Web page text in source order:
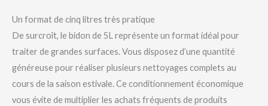
Un format de cinq litres très pratique
De surcroît, le bidon de 5L représente un format idéal pour
traiter de grandes surfaces. Vous disposez d’une quantité
généreuse pour réaliser plusieurs nettoyages complets au
cours de la saison estivale. Ce conditionnement économique
vous évite de multiplier les achats fréquents de produits